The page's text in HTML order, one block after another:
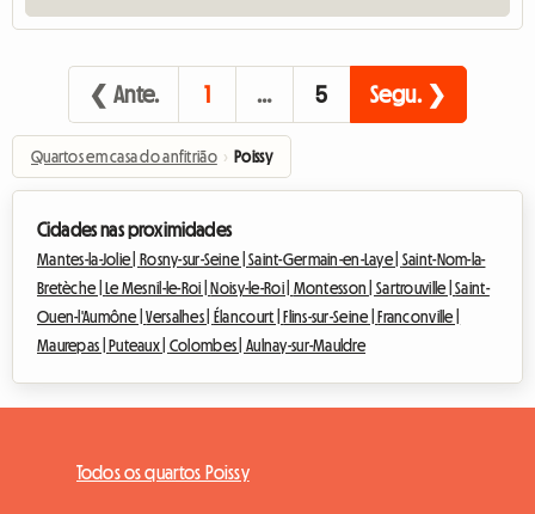
❮ Ante. 1 … 5 Segu. ❯
Quartos em casa do anfitrião › Poissy
Cidades nas proximidades
Mantes-la-Jolie | Rosny-sur-Seine |Saint-Germain-en-Laye | Saint-Nom-la-
Bretèche |
Le Mesnil-le-Roi | Noisy-le-Roi | Montesson | Sartrouville |Saint-
Ouen-l'Aumône |Versalhes | Élancourt | Flins-sur-Seine |
Franconville |
Maurepas |
Puteaux | Colombes | Aulnay-sur-Mauldre
Todos os quartos Poissy